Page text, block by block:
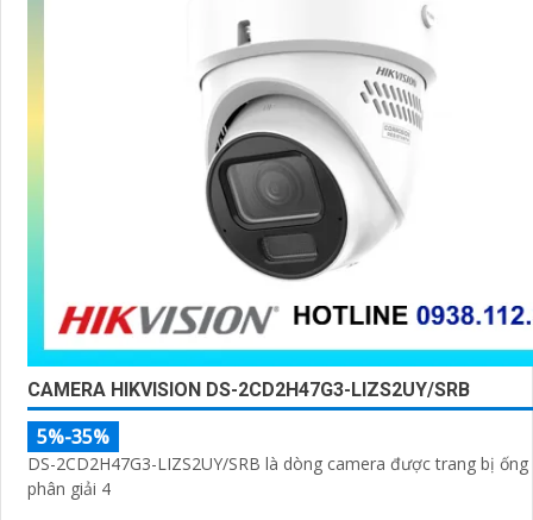
CAMERA HIKVISION DS-2CD2H47G3-LIZS2UY/SRB
5%-35%
DS-2CD2H47G3-LIZS2UY/SRB là dòng camera được trang bị
phân giải 4